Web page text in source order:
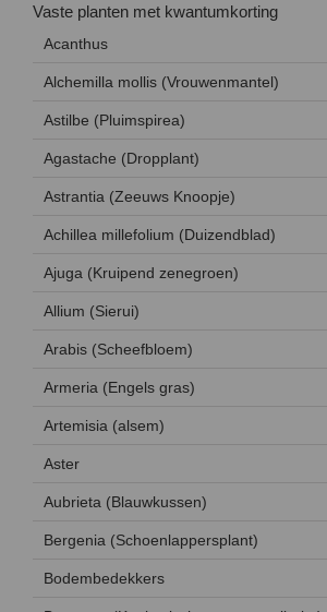
Vaste planten met kwantumkorting
Acanthus
Alchemilla mollis (Vrouwenmantel)
Astilbe (Pluimspirea)
Agastache (Dropplant)
Astrantia (Zeeuws Knoopje)
Achillea millefolium (Duizendblad)
Ajuga (Kruipend zenegroen)
Allium (Sierui)
Arabis (Scheefbloem)
Armeria (Engels gras)
Artemisia (alsem)
Aster
Aubrieta (Blauwkussen)
Bergenia (Schoenlappersplant)
Bodembedekkers